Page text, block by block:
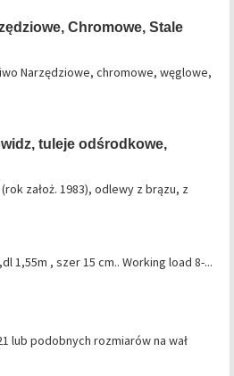
Chromowe, Stale
Narzędziowe, chromowe, węglowe,
tuleje odśrodkowe,
założ. 1983), odlewy z brązu, z
1,55m , szer 15 cm.. Working load 8-...
lub podobnych rozmiarów na wał